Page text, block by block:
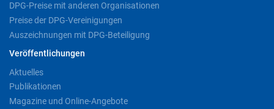
DPG-Preise mit anderen Organisationen
Preise der DPG-Vereinigungen
Auszeichnungen mit DPG-Beteiligung
Veröffentlichungen
Aktuelles
Publikationen
Magazine und Online-Angebote